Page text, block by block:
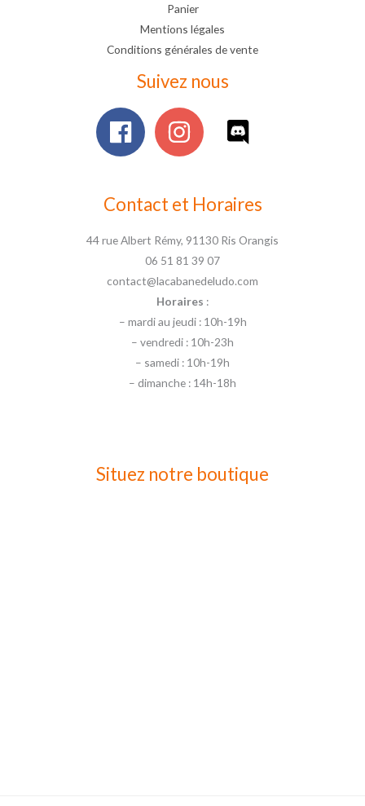
Panier
Mentions légales
Conditions générales de vente
Suivez nous
Contact et Horaires
44 rue Albert Rémy, 91130 Ris Orangis
06 51 81 39 07
contact@lacabanedeludo.com
Horaires :
– mardi au jeudi : 10h-19h
– vendredi : 10h-23h
– samedi : 10h-19h
– dimanche : 14h-18h
Situez notre boutique